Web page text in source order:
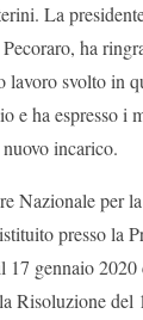
La
ha
lavoro svolto in
e ha espresso i
incarico.
Nazionale per
presso la
gennaio 2020
Risoluzione del